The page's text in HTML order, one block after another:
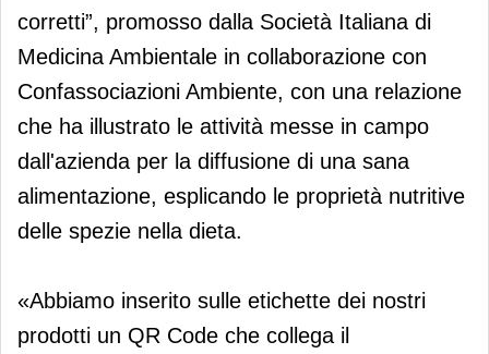
corretti”, promosso dalla Società Italiana di
Medicina Ambientale in collaborazione con
Confassociazioni Ambiente, con una relazione
che ha illustrato le attività messe in campo
dall'azienda per la diffusione di una sana
alimentazione, esplicando le proprietà nutritive
delle spezie nella dieta.
«Abbiamo inserito sulle etichette dei nostri
prodotti un QR Code che collega il